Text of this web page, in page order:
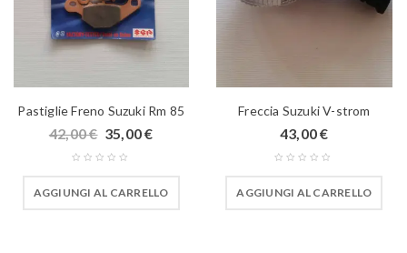
Pastiglie Freno Suzuki Rm 85
42,00€ 35,00€
AGGIUNGI AL CARRELLO
Freccia Suzuki V-strom
43,00€
AGGIUNGI AL CARRELLO